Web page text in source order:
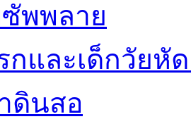
พพลาย
กและเด็กวัยหั
ดินสอ